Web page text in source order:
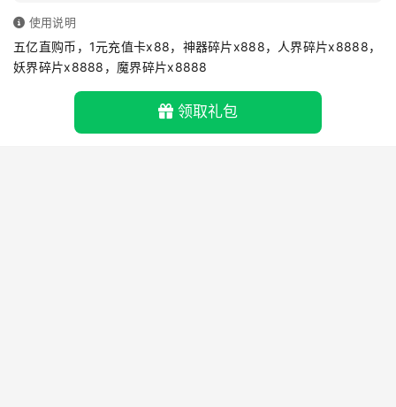
使用说明
五亿直购币，1元充值卡x88，神器碎片x888，人界碎片x8888，
妖界碎片x8888，魔界碎片x8888
领取礼包